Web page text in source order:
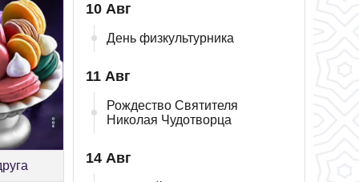
10 Авг
День физкультурника
11 Авг
Рождество Святителя
Николая Чудотворца
14 Авг